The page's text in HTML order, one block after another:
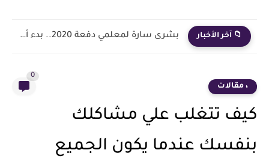
📁 آخر الأخبار بشرى سارة لمعلمي دفعة 2020.. بدء أول خطوة رسمية في...
، مقالات
0
كيف تتغلب علي مشاكلك
بنفسك عندما يكون الجميع